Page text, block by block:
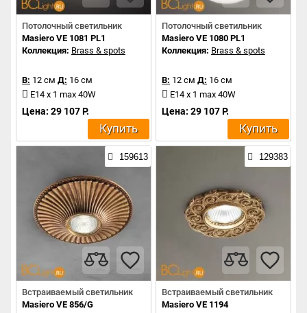
Потолочный светильник
Masiero VE 1081 PL1
Коллекция: Brass & spots
В: 12 см Д: 16 см
E14 x 1 max 40W
Цена: 29 107 Р.
Купить
Потолочный светильник
Masiero VE 1080 PL1
Коллекция: Brass & spots
В: 12 см Д: 16 см
E14 x 1 max 40W
Цена: 29 107 Р.
Купить
159613
Встраиваемый светильник
Masiero VE 856/G
129383
Встраиваемый светильник
Masiero VE 1194